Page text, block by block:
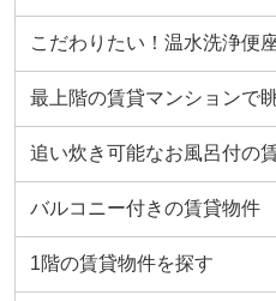
こだわりたい！温水洗浄便
最上階の賃貸マンションで
追い炊き可能なお風呂付の
バルコニー付きの賃貸物件
1階の賃貸物件を探す